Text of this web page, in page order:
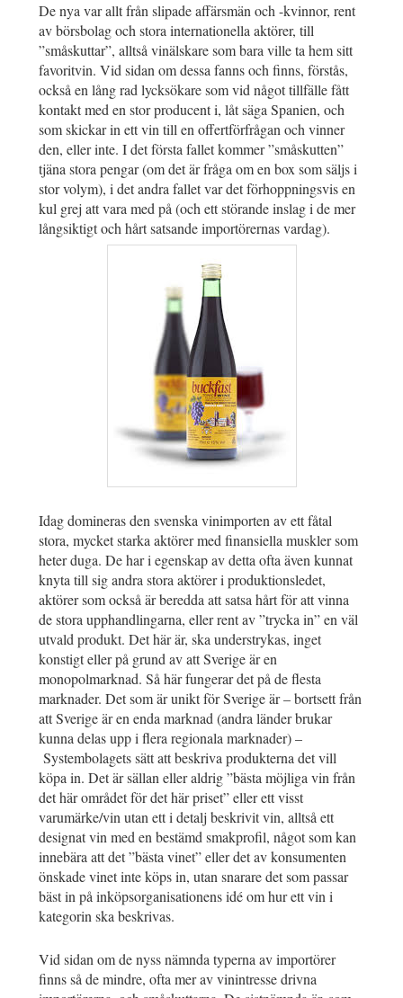
De nya var allt från slipade affärsmän och -kvinnor, rent
av börsbolag och stora internationella aktörer, till
”småskuttar”, alltså vinälskare som bara ville ta hem sitt
favoritvin. Vid sidan om dessa fanns och finns, förstås,
också en lång rad lycksökare som vid något tillfälle fått
kontakt med en stor producent i, låt säga Spanien, och
som skickar in ett vin till en offertförfrågan och vinner
den, eller inte. I det första fallet kommer ”småskutten”
tjäna stora pengar (om det är fråga om en box som säljs i
stor volym), i det andra fallet var det förhoppningsvis en
kul grej att vara med på (och ett störande inslag i de mer
långsiktigt och hårt satsande importörernas vardag).
Idag domineras den svenska vinimporten av ett fåtal
stora, mycket starka aktörer med finansiella muskler som
heter duga. De har i egenskap av detta ofta även kunnat
knyta till sig andra stora aktörer i produktionsledet,
aktörer som också är beredda att satsa hårt för att vinna
de stora upphandlingarna, eller rent av ”trycka in” en väl
utvald produkt. Det här är, ska understrykas, inget
konstigt eller på grund av att Sverige är en
monopolmarknad. Så här fungerar det på de flesta
marknader. Det som är unikt för Sverige är – bortsett från
att Sverige är en enda marknad (andra länder brukar
kunna delas upp i flera regionala marknader) –
Systembolagets sätt att beskriva produkterna det vill
köpa in. Det är sällan eller aldrig ”bästa möjliga vin från
det här området för det här priset” eller ett visst
varumärke/vin utan ett i detalj beskrivit vin, alltså ett
designat vin med en bestämd smakprofil, något som kan
innebära att det ”bästa vinet” eller det av konsumenten
önskade vinet inte köps in, utan snarare det som passar
bäst in på inköpsorganisationens idé om hur ett vin i
kategorin ska beskrivas.
Vid sidan om de nyss nämnda typerna av importörer
finns så de mindre, ofta mer av vinintresse drivna